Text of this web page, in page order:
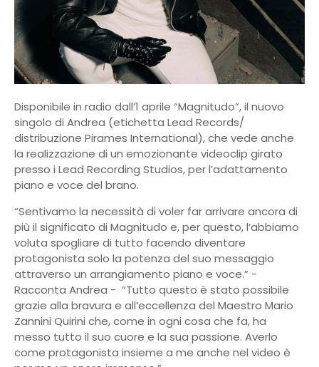
Disponibile in radio dall’1 aprile “Magnitudo”, il nuovo
singolo di Andrea (etichetta Lead Records/
distribuzione Pirames International), che vede anche
la realizzazione di un emozionante videoclip girato
presso i Lead Recording Studios, per l’adattamento
piano e voce del brano.
“Sentivamo la necessità di voler far arrivare ancora di
più il significato di Magnitudo e, per questo, l’abbiamo
voluta spogliare di tutto facendo diventare
protagonista solo la potenza del suo messaggio
attraverso un arrangiamento piano e voce.” -
Racconta Andrea - “Tutto questo è stato possibile
grazie alla bravura e all’eccellenza del Maestro Mario
Zannini Quirini che, come in ogni cosa che fa, ha
messo tutto il suo cuore e la sua passione. Averlo
come protagonista insieme a me anche nel video è